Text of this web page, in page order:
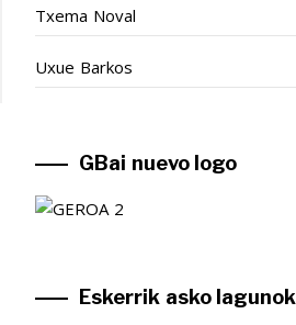
Txema Noval
Uxue Barkos
GBai nuevo logo
Eskerrik asko lagunok